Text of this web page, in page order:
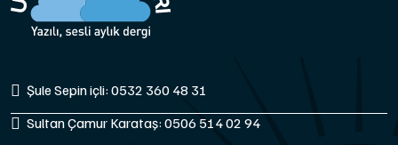
Şule Sepin içli: 0532 360 48 31
Sultan Çamur Karataş: 0506 514 02 94